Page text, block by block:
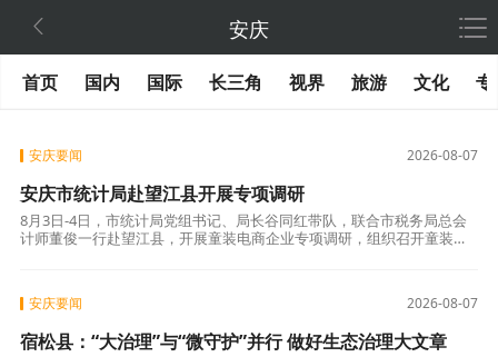
 安庆
首页 国内 国际 长三角 视界 旅游 文化 专
2026-08-07
安庆要闻
安庆市统计局赴望江县开展专项调研
8月3日-4日，市统计局党组书记、局长谷同红带队，联合市税务局总会
计师董俊一行赴望江县，开展童装电商企业专项调研，组织召开童装电
2026-08-07
安庆要闻
宿松县：“大治理”与“微守护”并行 做好生态治理大文章